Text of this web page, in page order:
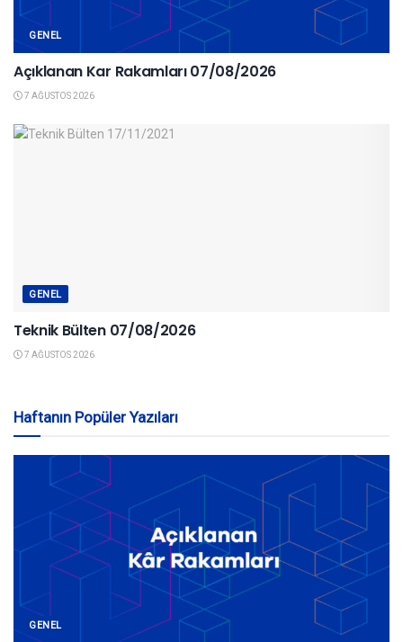
GENEL
Açıklanan Kar Rakamları 07/08/2026
7 AĞUSTOS 2026
GENEL
Teknik Bülten 07/08/2026
7 AĞUSTOS 2026
Haftanın Popüler Yazıları
GENEL